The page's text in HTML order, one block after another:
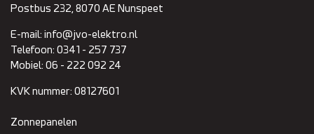
Postbus 232, 8070 AE Nunspeet
E-mail: info@jvo-elektro.nl
Telefoon: 0341 - 257 737
Mobiel: 06 - 222 092 24
KVK nummer: 08127601
Zonnepanelen